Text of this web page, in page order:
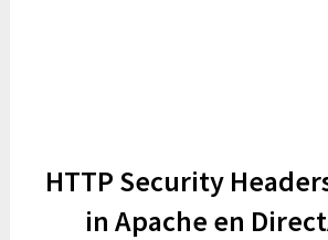
HTTP Security
in Apache en